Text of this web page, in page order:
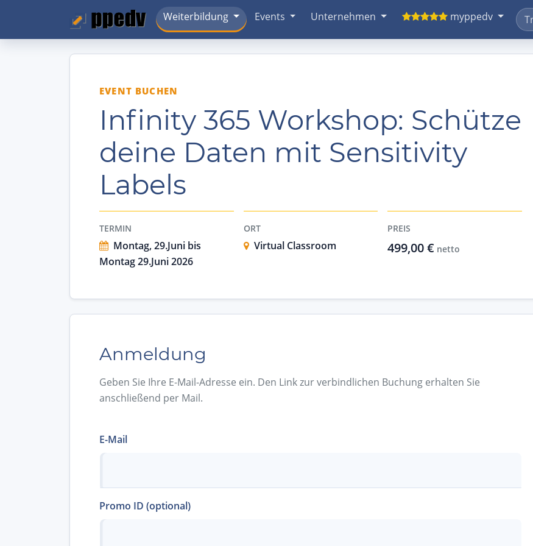
Weiterbildung Events Unternehmen myppedv
EVENT BUCHEN
Infinity 365 Workshop: Schütze
deine Daten mit Sensitivity
Labels
TERMIN
Montag, 29.Juni bis
Montag 29.Juni 2026
ORT
Virtual Classroom
PREIS
499,00 € netto
Anmeldung
Geben Sie Ihre E-Mail-Adresse ein. Den Link zur verbindlichen Buchung erhalten Sie
anschließend per Mail.
E-Mail
Promo ID (optional)